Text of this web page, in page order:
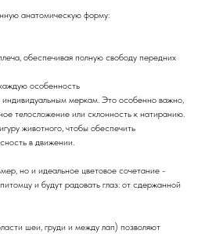
анатомическую форму:
обеспечивая полную свободу передних
особенность
меркам. Это особенно важно,
телосложение или склонность к натиранию.
животного, чтобы обеспечить
в движении.
но и идеальное цветовое сочетание -
и будут радовать глаз: от сдержанной
шеи, груди и между лап) позволяют